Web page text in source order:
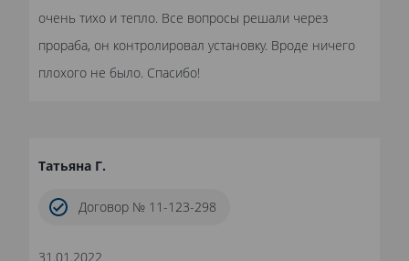
очень тихо и тепло. Все вопросы решали через
прораба, он контролировал установку. Вроде ничего
плохого не было. Спасибо!
Татьяна Г.
Договор № 11-123-298
31.01.2022